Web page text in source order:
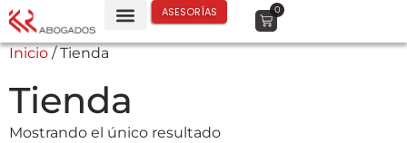
ASESORÍAS 0
Inicio / Tienda
Tienda
Mostrando el único resultado